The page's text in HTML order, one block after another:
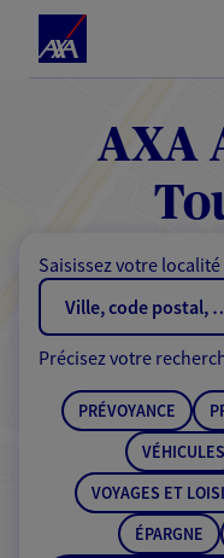
AXA
Saisissez votre localité
Précisez votre
PRÉVOYANCE
VÉHICULES
VOYAGES ET
ÉPARGNE